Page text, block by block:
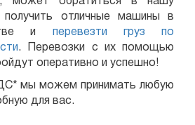
отличные машины в
и
перевезти груз по
. Перевозки с их помощью
оперативно и успешно!
мы можем принимать любую
для вас.